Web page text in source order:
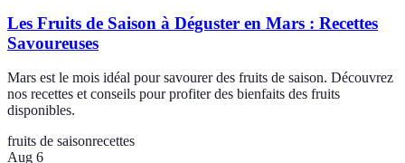
Les Fruits de Saison à Déguster en Mars : Recettes
Savoureuses
Mars est le mois idéal pour savourer des fruits de saison. Découvrez
nos recettes et conseils pour profiter des bienfaits des fruits
disponibles.
fruits de saisonrecettes
Aug 6